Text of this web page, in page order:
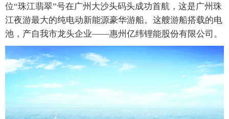
位“珠江翡翠”号在广州大沙头码头成功首航，这是广州珠
江夜游最大的纯电动新能源豪华游船。这艘游船搭载的电
池，产自我市龙头企业——惠州亿纬锂能股份有限公司。